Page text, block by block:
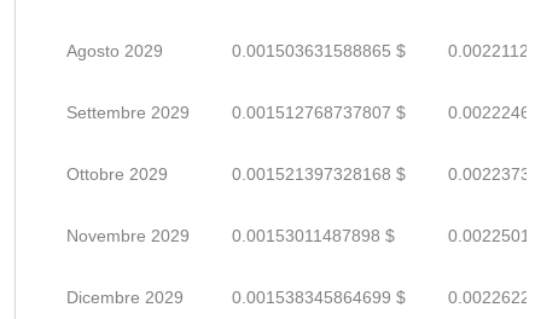
Agosto 2029 0.001503631588865 $
Settembre 2029 0.001512768737807 $
Ottobre 2029 0.001521397328168 $
Novembre 2029 0.00153011487898 $
Dicembre 2029 0.001538345864699 $